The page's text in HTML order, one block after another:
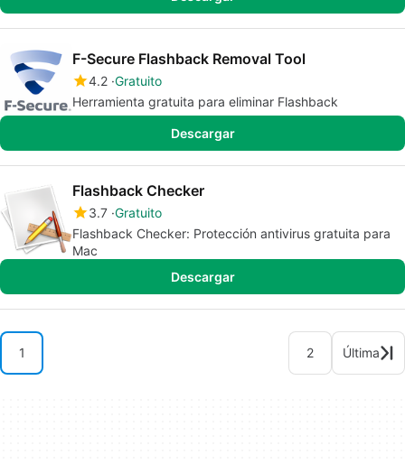
F-Secure Flashback Removal Tool
4.2 Gratuito
Herramienta gratuita para eliminar Flashback
Descargar
Flashback Checker
3.7 Gratuito
Flashback Checker: Protección antivirus gratuita para
Mac
Descargar
1 2 Última